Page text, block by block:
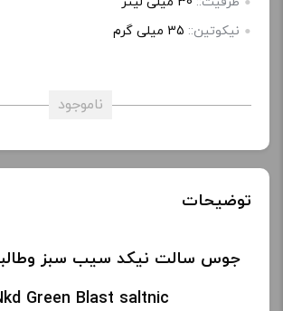
نیکوتین:: 35 میلی‌ گرم
ناموجود
توضیحات
جوس سالت نیکد سیب سبز
Green Blast saltnic